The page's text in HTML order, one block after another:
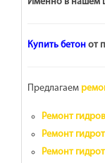
Купить бетон от
Предлагаем
Ремонт
Ремонт
Ремонт